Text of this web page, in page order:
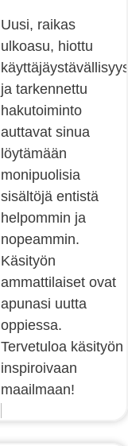
Uusi, raikas
ulkoasu, hiottu
ja tarkennettu
hakutoiminto
auttavat sinua
löytämään
monipuolisia
sisältöjä entistä
helpommin ja
nopeammin.
Käsityön
ammattilaiset ovat
apunasi uutta
oppiessa.
Tervetuloa käsityön
inspiroivaan
maailmaan!